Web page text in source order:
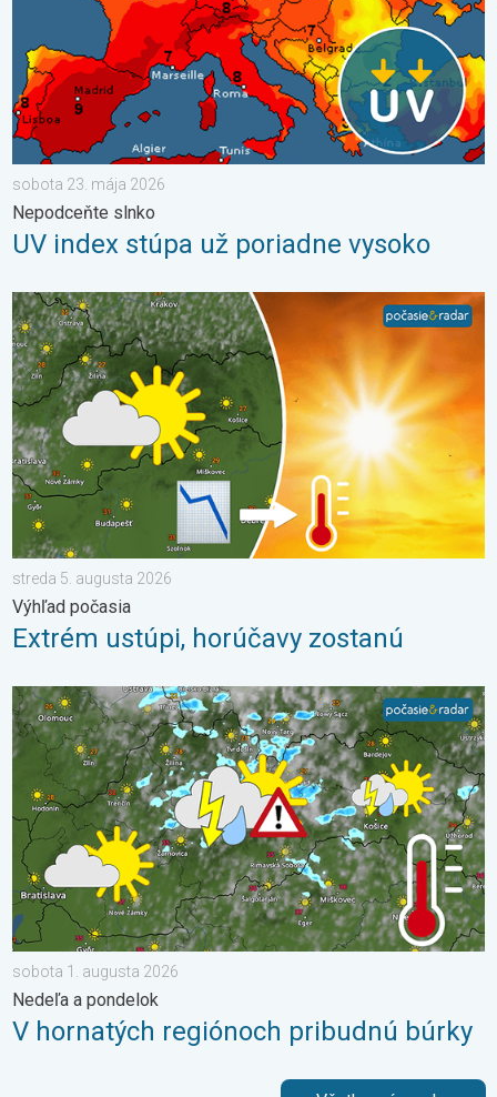
sobota 23. mája 2026
Nepodceňte slnko
UV index stúpa už poriadne vysoko
Extrém ustúpi, horúčavy zostanú. Výhľad počasia. . . streda 5.
streda 5. augusta 2026
Výhľad počasia
Extrém ustúpi, horúčavy zostanú
V hornatých regiónoch pribudnú búrky. Nedeľa a pondelok. .
sobota 1. augusta 2026
Nedeľa a pondelok
V hornatých regiónoch pribudnú búrky